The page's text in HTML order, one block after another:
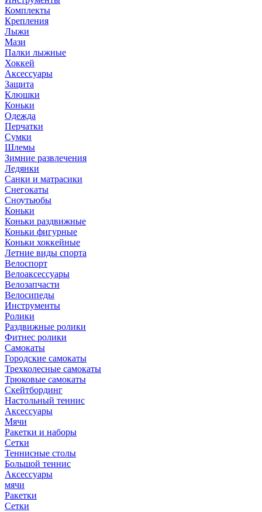
Комплекты
Крепления
Лыжи
Мази
Палки лыжные
Хоккей
Аксессуары
Защита
Клюшки
Коньки
Одежда
Перчатки
Сумки
Шлемы
Зимние развлечения
Ледянки
Санки и матрасики
Снегокаты
Сноутьюбы
Коньки
Коньки раздвижные
Коньки фигурные
Коньки хоккейные
Летние виды спорта
Велоспорт
Велоаксессуары
Велозапчасти
Велосипеды
Инструменты
Ролики
Раздвижные ролики
Фитнес ролики
Самокаты
Городские самокаты
Трехколесные самокаты
Трюковые самокаты
Скейтбординг
Настольный теннис
Аксессуары
Мячи
Ракетки и наборы
Сетки
Теннисные столы
Большой теннис
Аксессуары
мячи
Ракетки
Сетки